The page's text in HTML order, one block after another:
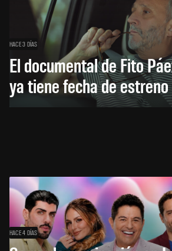
HACE 3 DÍAS
El documental de Fito
ya tiene fecha de
HACE 4 DÍAS